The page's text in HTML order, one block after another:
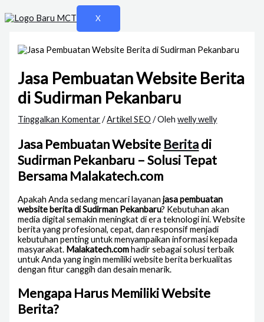
X
Jasa Pembuatan Website Berita
di Sudirman Pekanbaru
Tinggalkan Komentar /Artikel SEO / Olehwelly welly
Jasa Pembuatan Website Beritadi
Sudirman Pekanbaru – Solusi Tepat
Bersama Malakatech.com
Apakah Anda sedang mencari layananjasa pembuatan
website berita di Sudirman Pekanbaru? Kebutuhan akan
media digital semakin meningkat di era teknologi ini. Website
berita yang profesional, cepat, dan responsif menjadi
kebutuhan penting untuk menyampaikan informasi kepada
masyarakat. Malakatech.comhadir sebagai solusi terbaik
untuk Anda yang ingin memiliki website berita berkualitas
dengan fitur canggih dan desain menarik.
Mengapa Harus Memiliki Website
Berita?